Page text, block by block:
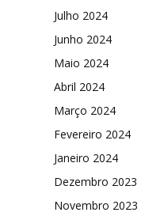
Julho 2024
Junho 2024
Maio 2024
Abril 2024
Março 2024
Fevereiro 2024
Janeiro 2024
Dezembro 2023
Novembro 2023